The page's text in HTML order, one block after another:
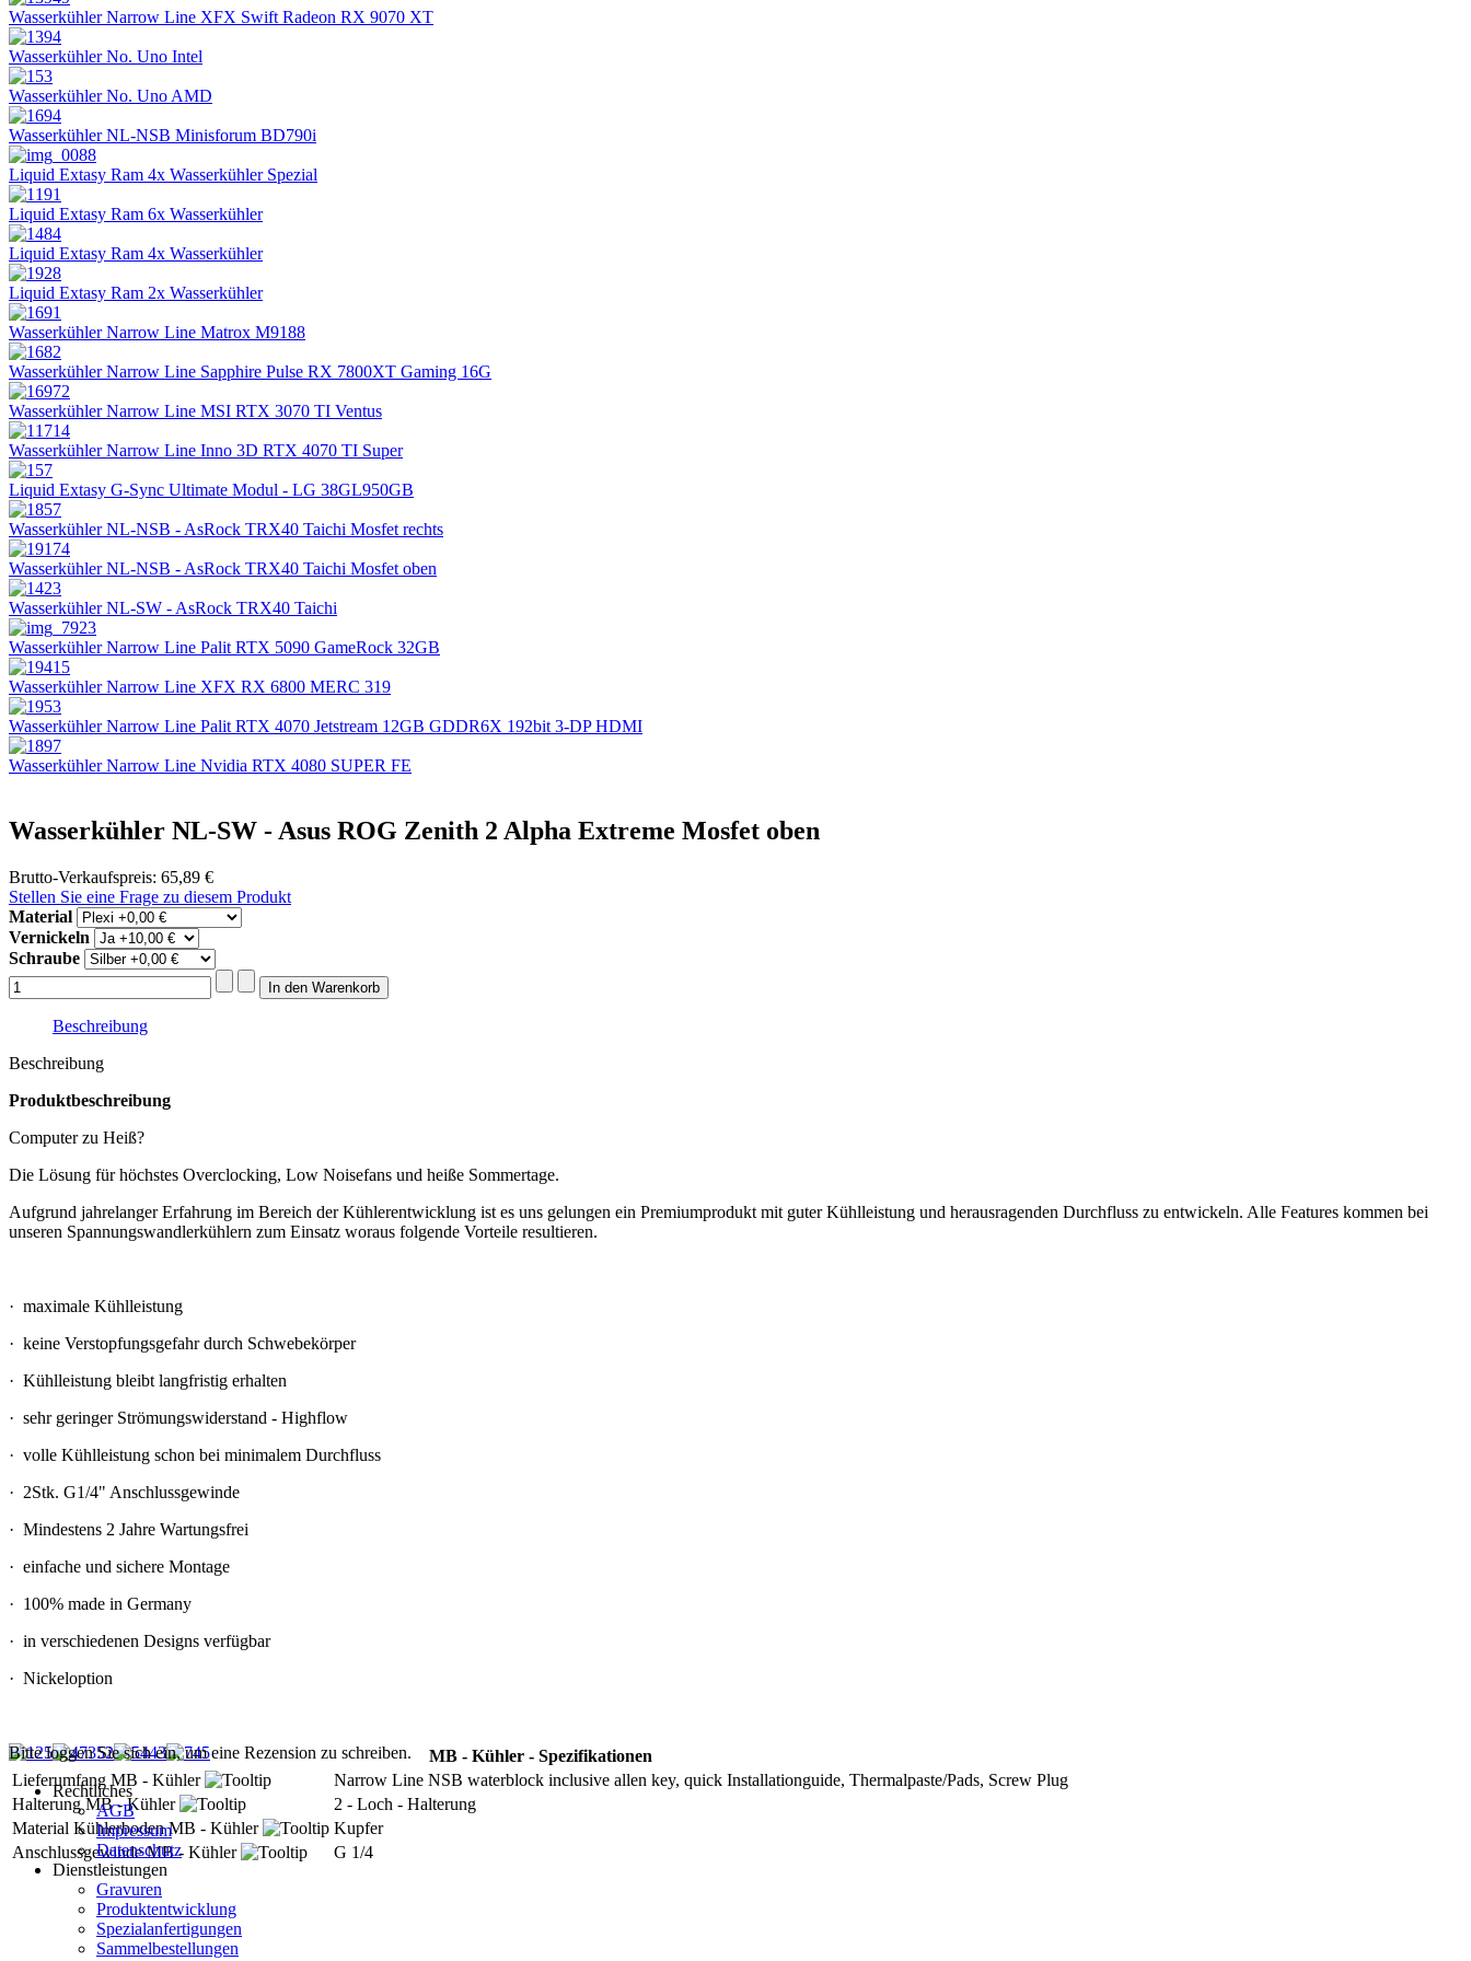
Wasserkühler Narrow Line XFX Swift Radeon RX 9070 XT
Wasserkühler No. Uno Intel
Wasserkühler No. Uno AMD
Wasserkühler NL-NSB Minisforum BD790i
Liquid Extasy Ram 4x Wasserkühler Spezial
Liquid Extasy Ram 6x Wasserkühler
Liquid Extasy Ram 4x Wasserkühler
Liquid Extasy Ram 2x Wasserkühler
Wasserkühler Narrow Line Matrox M9188
Wasserkühler Narrow Line Sapphire Pulse RX 7800XT Gaming 16G
Wasserkühler Narrow Line MSI RTX 3070 TI Ventus
Wasserkühler Narrow Line Inno 3D RTX 4070 TI Super
Liquid Extasy G-Sync Ultimate Modul - LG 38GL950GB
Wasserkühler NL-NSB - AsRock TRX40 Taichi Mosfet rechts
Wasserkühler NL-NSB - AsRock TRX40 Taichi Mosfet oben
Wasserkühler NL-SW - AsRock TRX40 Taichi
Wasserkühler Narrow Line Palit RTX 5090 GameRock 32GB
Wasserkühler Narrow Line XFX RX 6800 MERC 319
Wasserkühler Narrow Line Palit RTX 4070 Jetstream 12GB GDDR6X 192bit 3-DP HDMI
Wasserkühler Narrow Line Nvidia RTX 4080 SUPER FE
Wasserkühler NL-SW - Asus ROG Zenith 2 Alpha Extreme Mosfet oben
Brutto-Verkaufspreis: 65,89 €
Stellen Sie eine Frage zu diesem Produkt
Material
Vernickeln
Schraube
Beschreibung
Beschreibung
Produktbeschreibung
Computer zu Heiß?
Die Lösung für höchstes Overclocking, Low Noisefans und heiße Sommertage.
Aufgrund jahrelanger Erfahrung im Bereich der Kühlerentwicklung ist es uns gelungen ein Premiumprodukt mit guter Kühlleistung und herausragenden Durchfluss zu entwickeln. Alle Features kommen bei
unseren Spannungswandlerkühlern zum Einsatz woraus folgende Vorteile resultieren.
· maximale Kühlleistung
· keine Verstopfungsgefahr durch Schwebekörper
· Kühlleistung bleibt langfristig erhalten
· sehr geringer Strömungswiderstand - Highflow
· volle Kühlleistung schon bei minimalem Durchfluss
· 2Stk. G1/4" Anschlussgewinde
· Mindestens 2 Jahre Wartungsfrei
· einfache und sichere Montage
· 100% made in Germany
· in verschiedenen Designs verfügbar
· Nickeloption
MB - Kühler - Spezifikationen
Lieferumfang MB - Kühler
Narrow Line NSB waterblock inclusive allen key, quick Installationguide, Thermalpaste/Pads, Screw Plug
Halterung MB - Kühler
2 - Loch - Halterung
Material Kühlerboden MB - Kühler
Kupfer
Anschlussgewinde MB - Kühler
G 1/4
Bitte loggen Sie sich ein, um eine Rezension zu schreiben.
Rechtliches
AGB
Impressum
Datenschutz
Dienstleistungen
Gravuren
Produktentwicklung
Spezialanfertigungen
Sammelbestellungen